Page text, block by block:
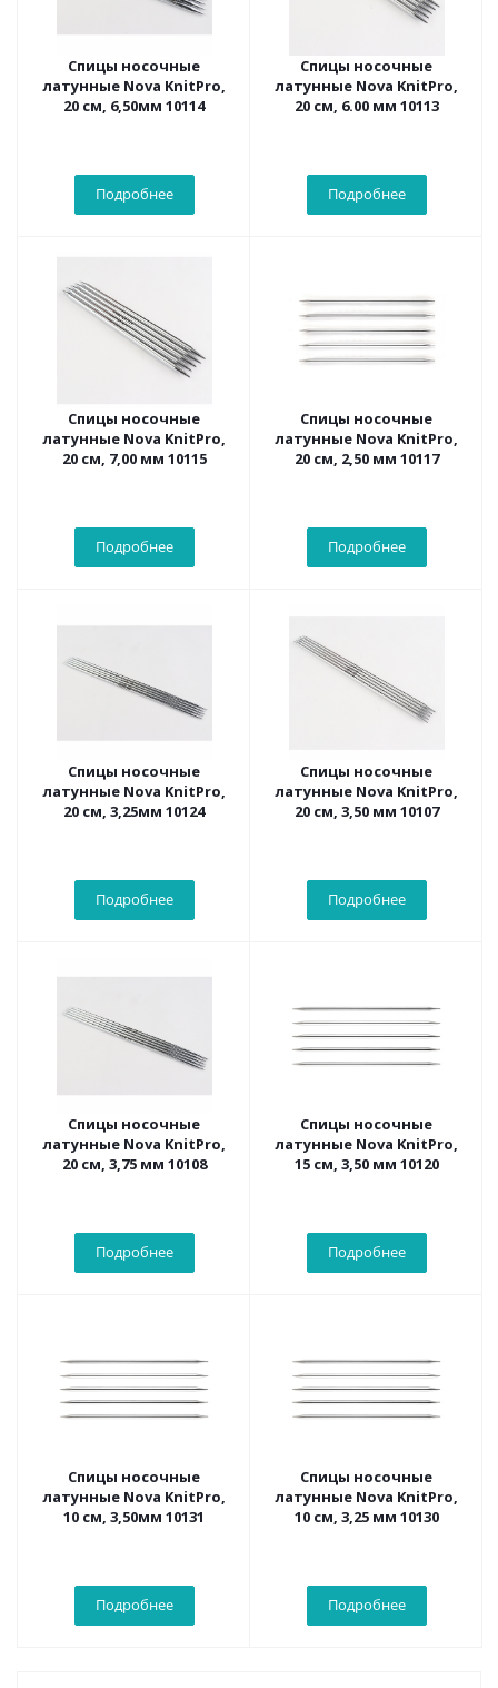
Спицы носочные
латунные Nova KnitPro,
20 см, 6,50мм 10114
Подробнее
Спицы носочные
латунные Nova KnitPro,
20 см, 6.00 мм 10113
Подробнее
Спицы носочные
латунные Nova KnitPro,
20 см, 7,00 мм 10115
Подробнее
Спицы носочные
латунные Nova KnitPro,
20 см, 2,50 мм 10117
Подробнее
Спицы носочные
латунные Nova KnitPro,
20 см, 3,25мм 10124
Подробнее
Спицы носочные
латунные Nova KnitPro,
20 см, 3,50 мм 10107
Подробнее
Спицы носочные
латунные Nova KnitPro,
20 см, 3,75 мм 10108
Подробнее
Спицы носочные
латунные Nova KnitPro,
15 см, 3,50 мм 10120
Подробнее
Спицы носочные
латунные Nova KnitPro,
10 см, 3,50мм 10131
Подробнее
Спицы носочные
латунные Nova KnitPro,
10 см, 3,25 мм 10130
Подробнее